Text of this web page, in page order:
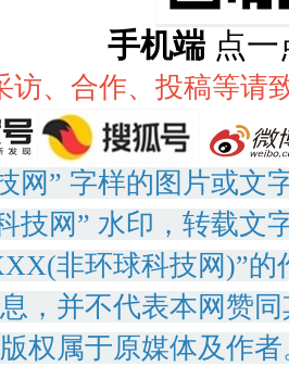
手机端 点
访、合作、投稿等请
网” 字样的图片或文
技网” 水印，转载文
非环球科技网)”
，并不代表本网赞
权属于原媒体及作